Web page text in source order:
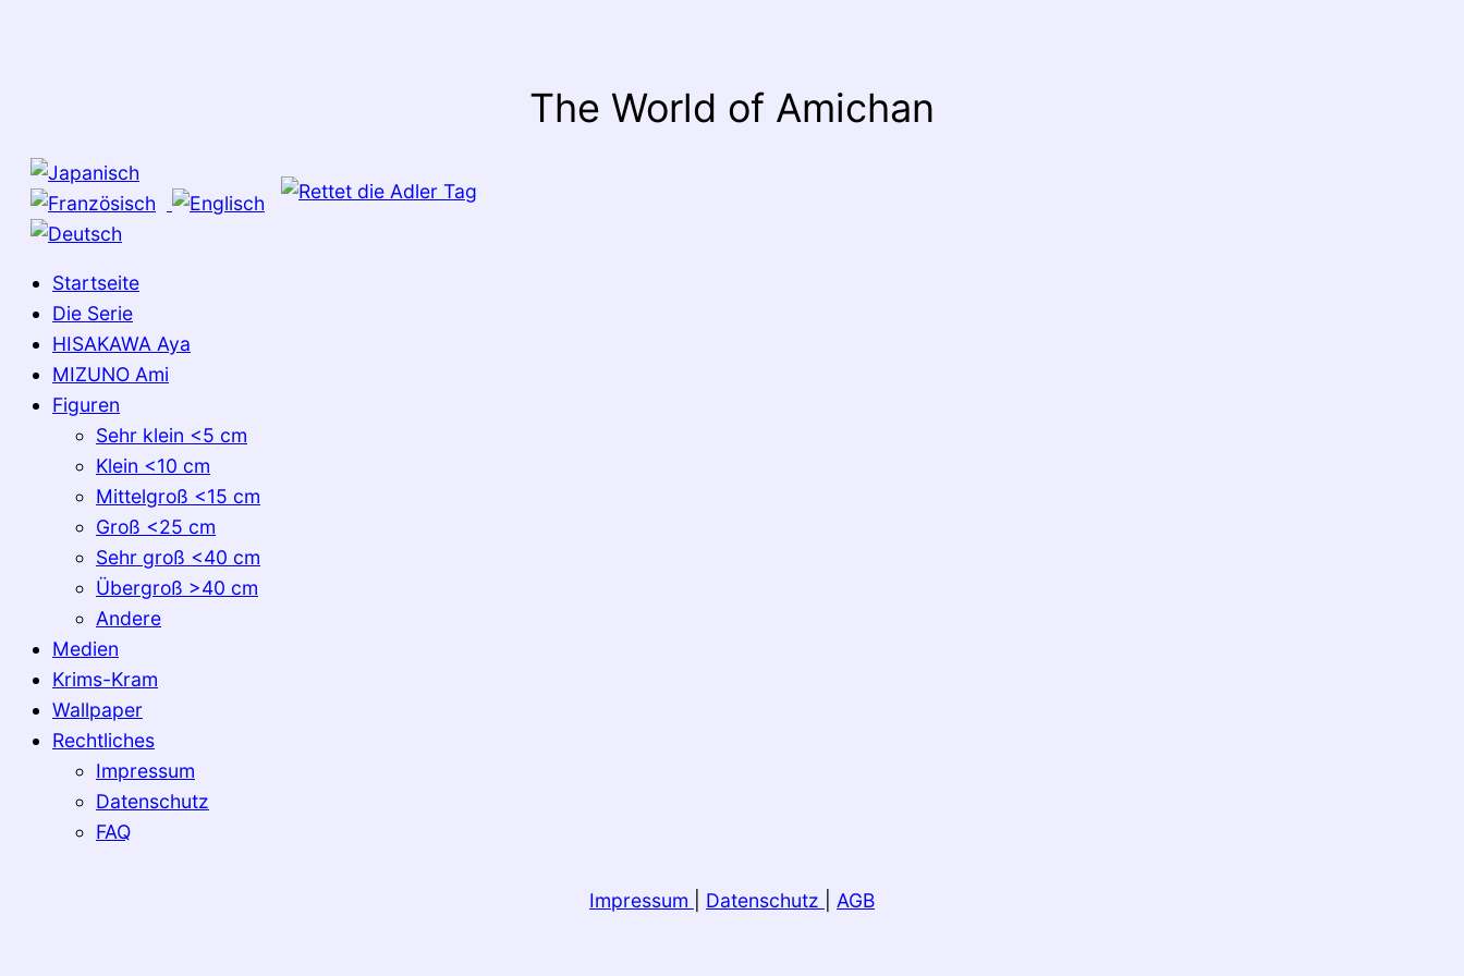
The World of Amichan
Startseite
Die Serie
HISAKAWA Aya
MIZUNO Ami
Figuren
Sehr klein <5 cm
Klein <10 cm
Mittelgroß <15 cm
Groß <25 cm
Sehr groß <40 cm
Übergroß >40 cm
Andere
Medien
Krims-Kram
Wallpaper
Rechtliches
Impressum
Datenschutz
FAQ
Impressum Datenschutz AGB